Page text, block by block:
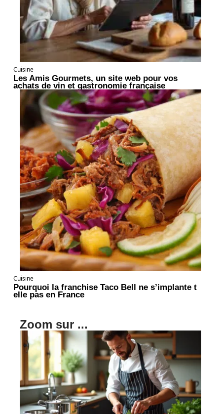
Cuisine
Les Amis Gourmets, un site web pour vos
achats de vin et gastronomie française
Cuisine
Pourquoi la franchise Taco Bell ne s’implante t
elle pas en France
Zoom sur ...